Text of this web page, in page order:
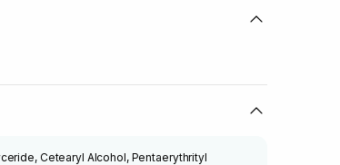
Cetearyl Alcohol, Pentaerythrityl